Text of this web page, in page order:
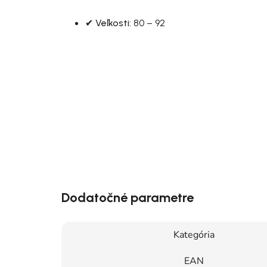
✔ Veľkosti: 80 – 92
Dodatočné parametre
Kategória
EAN